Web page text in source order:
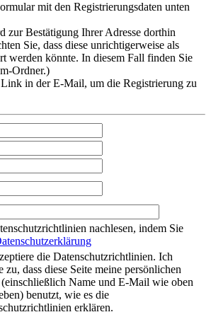
mit den Registrierungsdaten unten
zur Bestätigung Ihrer Adresse dorthin
Sie, dass diese unrichtigerweise als
werden könnte. In diesem Fall finden Sie
Ordner.)
in der E-Mail, um die Registrierung zu
nachlesen, indem Sie
die Datenschutzrichtlinien. Ich
zu, dass diese Seite meine persönlichen
Name und E-Mail wie oben
benutzt, wie es die
erklären.